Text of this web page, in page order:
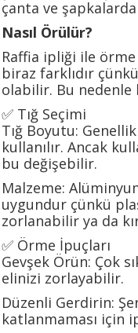
çanta ve
Nasıl Örülür?
Raffia ipliği ile
biraz farklıdır
olabilir. Bu nedenle
✅ Tığ Seçimi
Tığ Boyutu:
kullanılır. Ancak
bu değişebilir.
Malzeme:
uygundur çünkü
zorlanabilir ya da
✅ Örme İpuçları
Gevşek Örün: Çok
elinizi zorlayabilir.
Düzenli Gerdirin:
katlanmaması için